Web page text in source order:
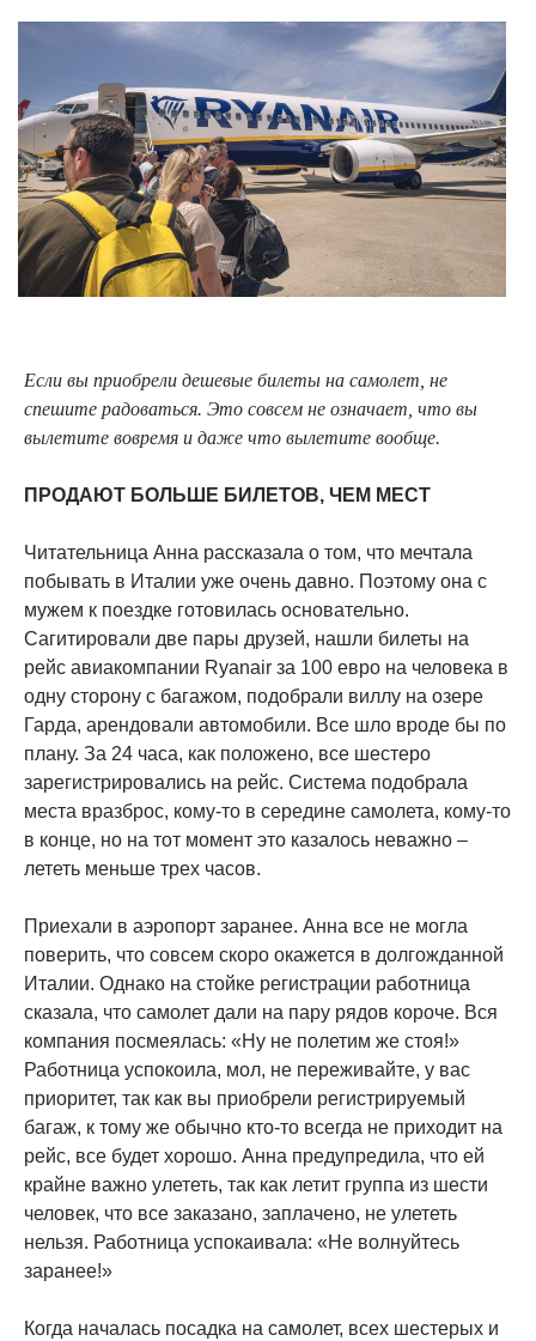
Если вы приобрели дешевые билеты на самолет, не
спешите радоваться. Это совсем не означает, что вы
вылетите вовремя и даже что вылетите вообще.
ПРОДАЮТ БОЛЬШЕ БИЛЕТОВ, ЧЕМ МЕСТ
Читательница Анна рассказала о том, что мечтала
побывать в Италии уже очень давно. Поэтому она с
мужем к поездке готовилась основательно.
Сагитировали две пары друзей, нашли билеты на
рейс авиакомпании Ryanair за 100 евро на человека в
одну сторону с багажом, подобрали виллу на озере
Гарда, арендовали автомобили. Все шло вроде бы по
плану. За 24 часа, как положено, все шестеро
зарегистрировались на рейс. Система подобрала
места вразброс, кому-то в середине самолета, кому-то
в конце, но на тот момент это казалось неважно –
лететь меньше трех часов.
Приехали в аэропорт заранее. Анна все не могла
поверить, что совсем скоро окажется в долгожданной
Италии. Однако на стойке регистрации работница
сказала, что самолет дали на пару рядов короче. Вся
компания посмеялась: «Ну не полетим же стоя!»
Работница успокоила, мол, не переживайте, у вас
приоритет, так как вы приобрели регистрируемый
багаж, к тому же обычно кто-то всегда не приходит на
рейс, все будет хорошо. Анна предупредила, что ей
крайне важно улететь, так как летит группа из шести
человек, что все заказано, заплачено, не улететь
нельзя. Работница успокаивала: «Не волнуйтесь
заранее!»
Когда началась посадка на самолет, всех шестерых и